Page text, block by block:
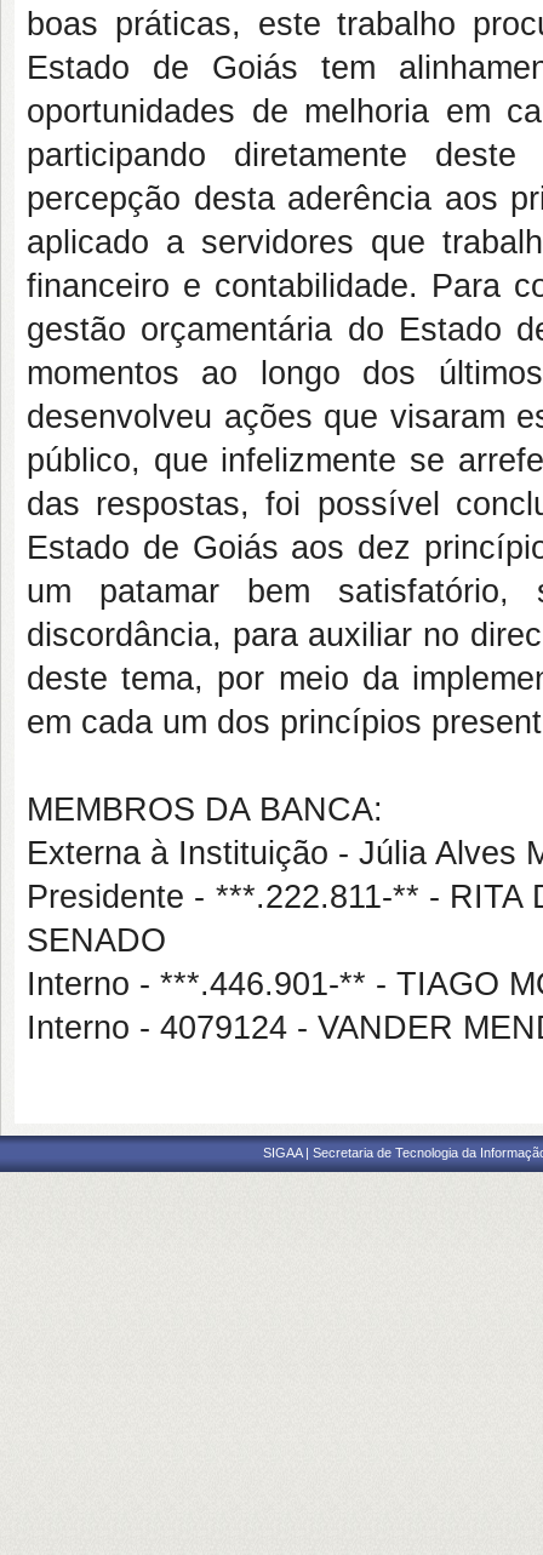
boas práticas, este trabalho
Estado de Goiás tem
oportunidades de melhoria em
participando diretamente
percepção desta aderência aos
aplicado a servidores que
financeiro e contabilidade. Para
gestão orçamentária do Estado
momentos ao longo dos
desenvolveu ações que visaram
público, que infelizmente se
das respostas, foi possível
Estado de Goiás aos dez
um patamar bem
discordância, para auxiliar no
deste tema, por meio da
em cada um dos princípios
MEMBROS DA BANCA:
Externa à Instituição - Júlia Alves
Presidente - ***.222.811-** -
SENADO
Interno - ***.446.901-** - TIAGO
Interno - 4079124 - VANDER
SIGAA | Secretaria de Tecnologia da